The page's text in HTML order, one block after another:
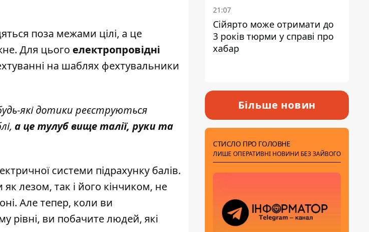
поза межами цілі, а це
Для цього електропровідні
на шаблях фехтувальники
які дотики реєструються
а це тулуб вище талії, руки та
системи підрахунку балів.
лезом, так і його кінчиком, не
Але тепер, коли ви
рівні, ви побачите людей, які
21:07
Сійярто може отримати до
3 років тюрми у справі про
хабар
Більше новин
СТИСЛО ПРО ГОЛОВНЕ
ЛИШЕ ОПЕРАТИВНІ НОВИНИ БЕЗ ЗАЙВОГО